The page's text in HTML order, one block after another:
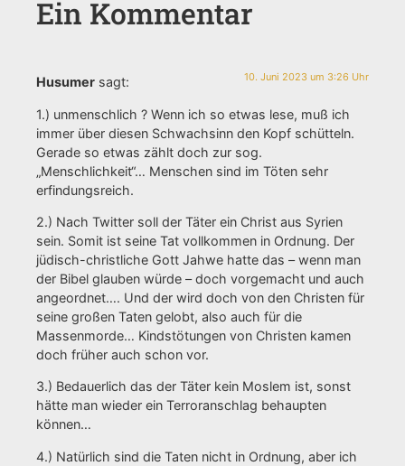
Ein Kommentar
Husumer sagt: 10. Juni 2023 um 3:26 Uhr
1.) unmenschlich ? Wenn ich so etwas lese, muß ich
immer über diesen Schwachsinn den Kopf schütteln.
Gerade so etwas zählt doch zur sog.
„Menschlichkeit“… Menschen sind im Töten sehr
erfindungsreich.
2.) Nach Twitter soll der Täter ein Christ aus Syrien
sein. Somit ist seine Tat vollkommen in Ordnung. Der
jüdisch-christliche Gott Jahwe hatte das – wenn man
der Bibel glauben würde – doch vorgemacht und auch
angeordnet…. Und der wird doch von den Christen für
seine großen Taten gelobt, also auch für die
Massenmorde… Kindstötungen von Christen kamen
doch früher auch schon vor.
3.) Bedauerlich das der Täter kein Moslem ist, sonst
hätte man wieder ein Terroranschlag behaupten
können…
4.) Natürlich sind die Taten nicht in Ordnung, aber ich